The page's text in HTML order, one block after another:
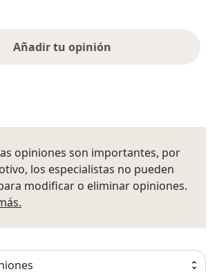
Añadir tu opinión
opiniones son importantes, por
los especialistas no pueden
modificar o eliminar opiniones.